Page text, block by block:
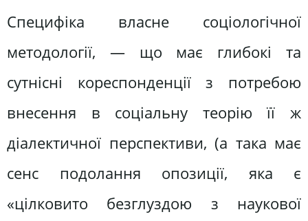
Специфіка власне соціологічної
методології, — що має глибокі та
сутнісні кореспонденції з потребою
внесення в соціальну теорію її ж
діалектичної перспективи, (а така має
сенс подолання опозиції, яка є
«цілковито безглуздою з наукової